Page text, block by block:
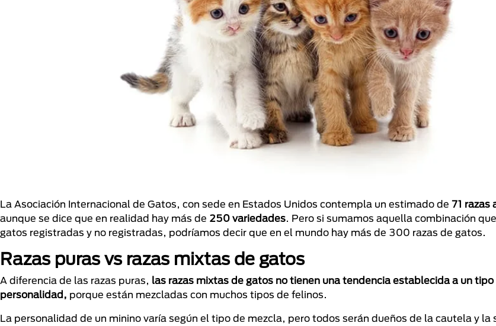
La Asociación Internacional de Gatos, con sede en Estados Unidos contempla un estimado de 71 razas
aunque se dice que en realidad hay más de 250 variedades. Pero si sumamos aquella combinación
gatos registradas y no registradas, podríamos decir que en el mundo hay más de 300 razas de gatos.
Razas puras vs razas mixtas de gatos
A diferencia de las razas puras, las razas mixtas de gatos no tienen una tendencia establecida a un tipo
personalidad, porque están mezcladas con muchos tipos de felinos.
La personalidad de un minino varía según el tipo de mezcla, pero todos serán dueños de la cautela y la